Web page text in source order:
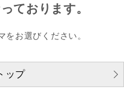
ております。
をお選びください。
ップ